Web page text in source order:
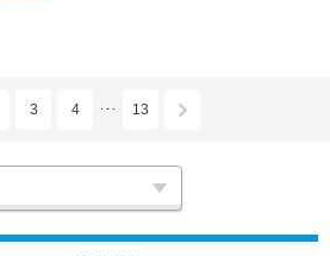
3 4 ･･･ 13